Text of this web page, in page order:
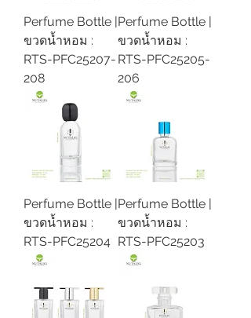
Perfume Bottle |
ขวดน้ำหอม :
RTS-PFC25207-
208
Perfume Bottle |
ขวดน้ำหอม :
RTS-PFC25205-
206
Perfume Bottle |
ขวดน้ำหอม :
RTS-PFC25204
Perfume Bottle |
ขวดน้ำหอม :
RTS-PFC25203